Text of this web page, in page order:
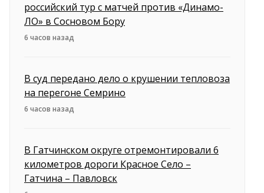
российский тур с матчей против «Динамо-
ЛО» в Сосновом Бору
6 часов назад
В суд передано дело о крушении тепловоза
на перегоне Семрино
6 часов назад
В Гатчинском округе отремонтировали 6
километров дороги Красное Село –
Гатчина – Павловск